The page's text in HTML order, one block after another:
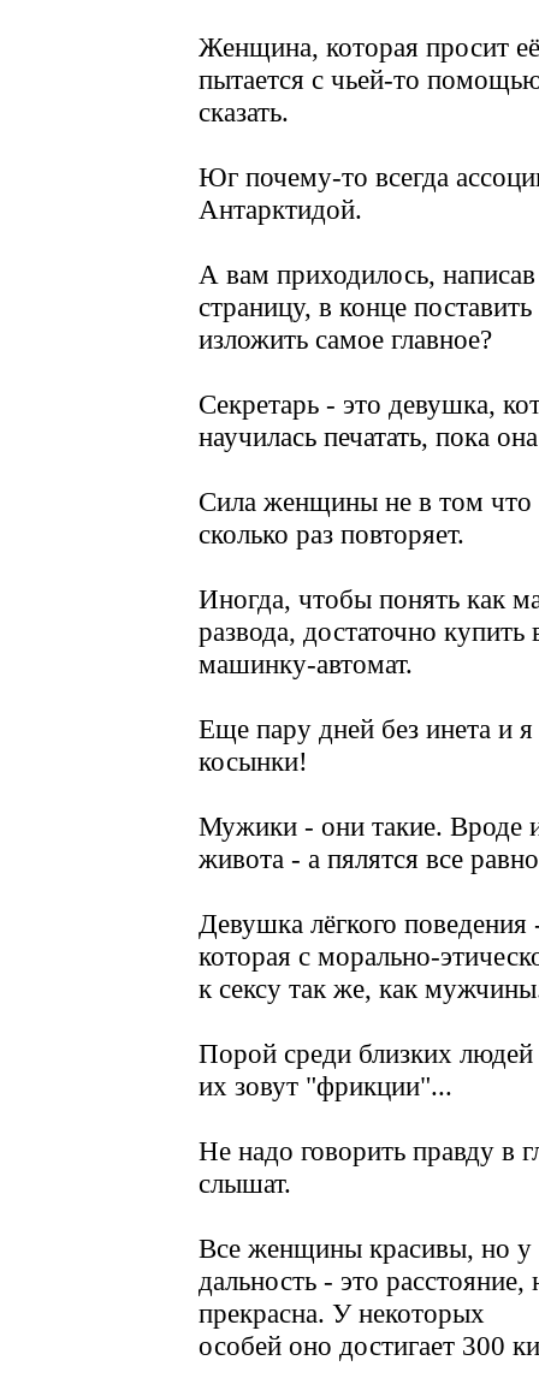
Женщина, которая просит
пытается с чьей-то
сказать.
Юг почему-то всегда
Антарктидой.
А вам приходилось,
страницу, в конце
изложить самое главное?
Секретарь - это девушка,
научилась печатать, пока
Сила женщины не в том что
сколько раз повторяет.
Иногда, чтобы понять как
развода, достаточно
машинку-автомат.
Еще пару дней без инета и
косынки!
Мужики - они такие. Вроде
живота - а пялятся все
Девушка лёгкого поведения
которая с морально-
к сексу так же, как
Порой среди близких
их зовут "фрикции"...
Не надо говорить правду в
слышат.
Все женщины красивы, но у
дальность - это
прекрасна. У некоторых
особей оно достигает 300